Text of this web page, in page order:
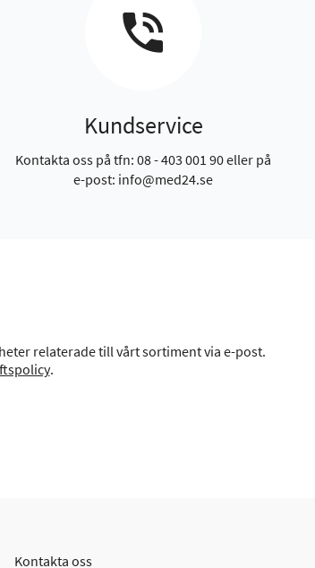
Kundservice
Kontakta oss på tfn: 08 - 403 001 90 eller på
e-post: info@med24.se
relaterade till vårt sortiment via e-post.
.
Kontakta oss